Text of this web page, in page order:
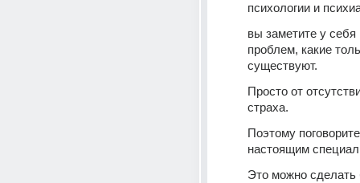
психологии и
вы заметите у
проблем, какие
существуют.
Просто от
страха.
Поэтому
настоящим
Это можно сделать